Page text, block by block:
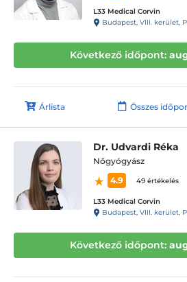
L33 Medical Corvin
Budapest, VIII. kerület,
Következő időpont:
Árlista Összes
Dr. Udvardi Réka
Nőgyógyász
4.9
49 értékelés
L33 Medical Corvin
Budapest, VIII. kerület,
Következő időpont: